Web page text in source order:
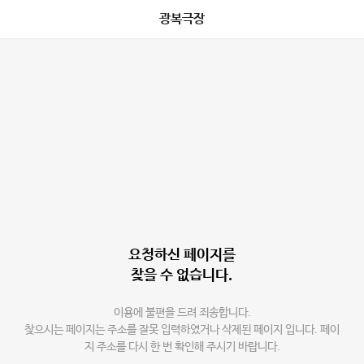
광복극장
요청하신 페이지를
찾을 수 없습니다.
이용에 불편을 드려 죄송합니다.
찾으시는 페이지는 주소를 잘못 입력하였거나 삭제된 페이지 입니다. 페이
지 주소를 다시 한 번 확인해 주시기 바랍니다.